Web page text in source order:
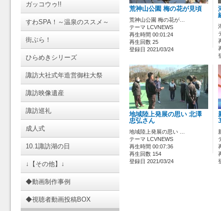
ガッコウゥ!!
すわSPA！～温泉のススメ～
街ぶら！
ひらめきシリーズ
諏訪大社式年造営御柱大祭
諏訪映像遺産
諏訪巡礼
成人式
10.1諏訪湖の日
↓【その他】↓
◆動画制作事例
◆視聴者動画投稿BOX
荒神山公園 梅の花が見頃
荒神山公園 梅の花が…
テーマ LCVNEWS
再生時間 00:01:24
再生回数 25
登録日 2021/03/24
地域陸上発展の思い 北澤
忠弘さん
地域陸上発展の思い …
テーマ LCVNEWS
再生時間 00:07:36
再生回数 154
登録日 2021/03/24